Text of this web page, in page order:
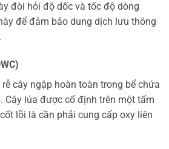
đòi hỏi độ dốc và tốc độ dòng
để đảm bảo dung dịch lưu thông
cây ngập hoàn toàn trong bể chứa
Cây lúa được cố định trên một tấm
lõi là cần phải cung cấp oxy liên